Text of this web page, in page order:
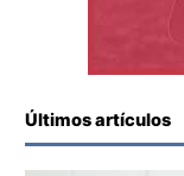
Últimos artículos